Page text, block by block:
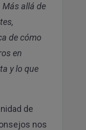
Más allá de
de cómo
en
y lo que
de
nos